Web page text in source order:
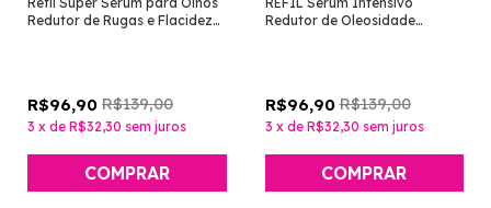
Redutor de Rugas e Flacidez
R$96,90 R$139,00
3 x de R$32,30 sem juros
Redutor de Oleosidade
R$96,90 R$139,00
3 x de R$32,30 sem juros